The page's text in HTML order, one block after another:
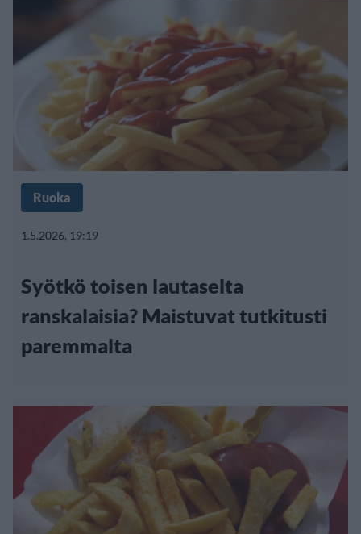
Ruoka
1.5.2026, 19:19
Syötkö toisen lautaselta
ranskalaisia? Maistuvat tutkitusti
paremmalta